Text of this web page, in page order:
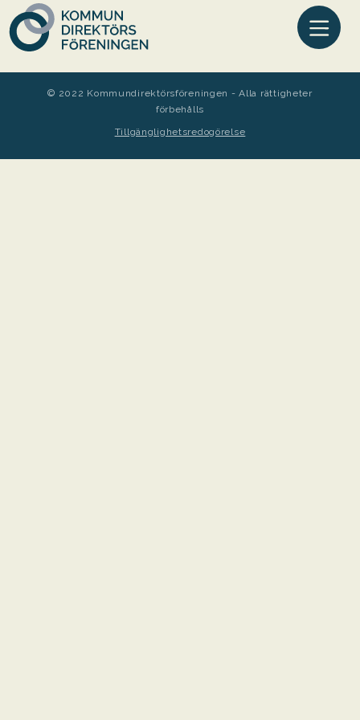
© 2022 Kommundirektörsföreningen - Alla rättigheter
förbehålls
Tillgänglighetsredogörelse